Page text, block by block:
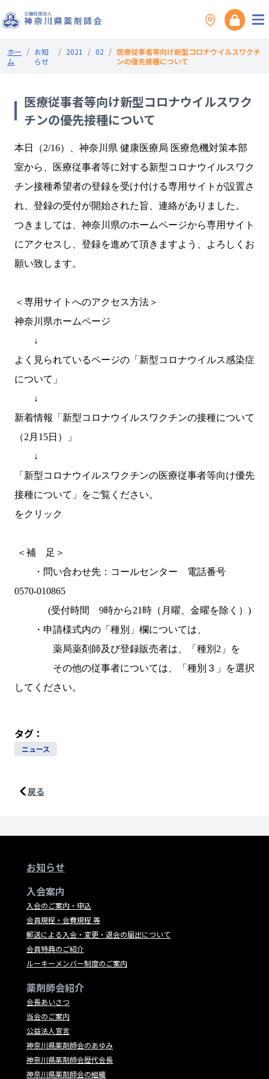
ホー
ム
/ お知
らせ
/ 2021 / 02 / 医療従事者等向け新型コロナウイルスワクチ
ンの優先接種について
医療従事者等向け新型コロナウイルスワク
チンの優先接種について
本日（2/16）、神奈川県 健康医療局 医療危機対策本部
室から、医療従事者等に対する新型コロナウイルスワク
チン接種希望者の登録を受け付ける専用サイトが設置さ
れ、登録の受付が開始された旨、連絡がありました。
つきましては、神奈川県のホームページから専用サイト
にアクセスし、登録を進めて頂きますよう、よろしくお
願い致します。
＜専用サイトへのアクセス方法＞
神奈川県ホームページ
↓
よく見られているページの「新型コロナウイルス感染症
について」
↓
新着情報「新型コロナウイルスワクチンの接種について
（2月15日）」
↓
「新型コロナウイルスワクチンの医療従事者等向け優先
接種について」をご覧ください。
をクリック
＜補 足＞
・問い合わせ先：コールセンター 電話番号
0570-010865
(受付時間 9時から21時（月曜、金曜を除く）)
・申請様式内の「種別」欄については、
薬局薬剤師及び登録販売者は、「種別2」を
その他の従事者については、「種別３」を選択
してください。
タグ：
ニュース
戻る
お知らせ
入会案内
入会のご案内・申込
会員規程・会費規程 等
郵送による入会・変更・退会の届出について
会員特典のご紹介
ルーキーメンバー制度のご案内
薬剤師会紹介
会長あいさつ
当会のご案内
公益法人宣言
神奈川県薬剤師会のあゆみ
神奈川県薬剤師会歴代会長
神奈川県薬剤師会の組織